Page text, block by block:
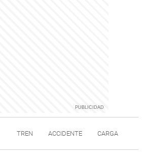
TREN ACCIDENTE CARGA